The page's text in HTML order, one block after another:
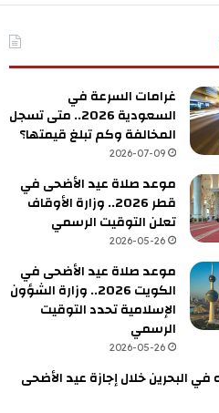
غرامات السرعة في
السعودية 2026.. متى تسجل
المخالفة وكم تبلغ قيمتها؟
2026-07-09
موعد صلاة عيد الأضحى في
قطر 2026.. وزارة الأوقاف
تعلن التوقيت الرسمي
2026-05-26
موعد صلاة عيد الأضحى في
الكويت 2026.. وزارة الشؤون
الإسلامية تحدد التوقيت
الرسمي
2026-05-26
في البحرين خلال إجازة عيد الأضحى